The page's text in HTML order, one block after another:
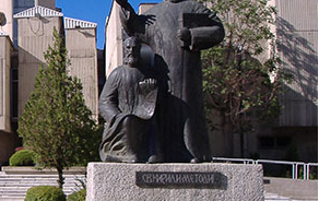
Бул. „Гоце Делчев“ бр. 9/А Скопје
++389 (0)2 3116 520
info@fzf.ukim.edu.mk